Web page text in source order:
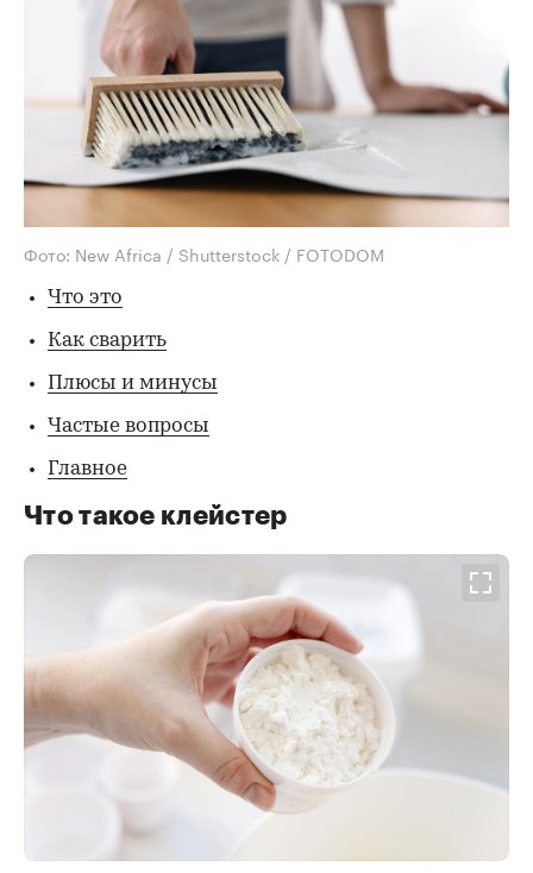
Фото: New Africa / Shutterstock / FOTODOM
Что это
Как сварить
Плюсы и минусы
Частые вопросы
Главное
Что такое клейстер